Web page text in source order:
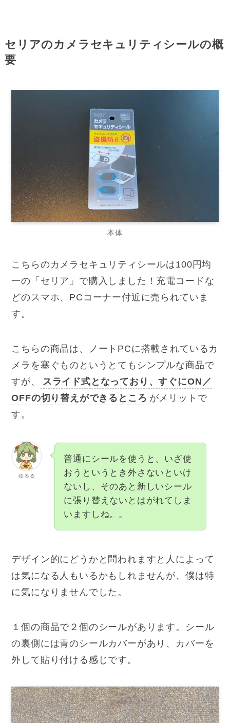
セリアのカメラセキュリティシールの概
要
本体
こちらのカメラセキュリティシールは100円均
一の「セリア」で購入しました！充電コードな
どのスマホ、PCコーナー付近に売られていま
す。
こちらの商品は、ノートPCに搭載されているカ
メラを塞ぐものというとてもシンプルな商品で
すが、
スライド式となっており、すぐにON／
OFFの切り替えができるところ がメリットで
す。
ゆるる
普通にシールを使うと、いざ使
おうというとき外さないといけ
ないし、そのあと新しいシール
に張り替えないとはがれてしま
いますしね。。
デザイン的にどうかと問われますと人によって
は気になる人もいるかもしれませんが、僕は特
に気になりませんでした。
１個の商品で２個のシールがあります。シール
の裏側には青のシールカバーがあり、カバーを
外して貼り付ける感じです。